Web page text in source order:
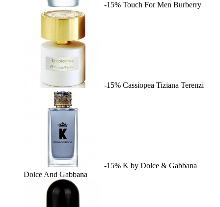
-15% Touch For Men Burberry
-15% Cassiopea Tiziana Terenzi
-15% K by Dolce & Gabbana
Dolce And Gabbana